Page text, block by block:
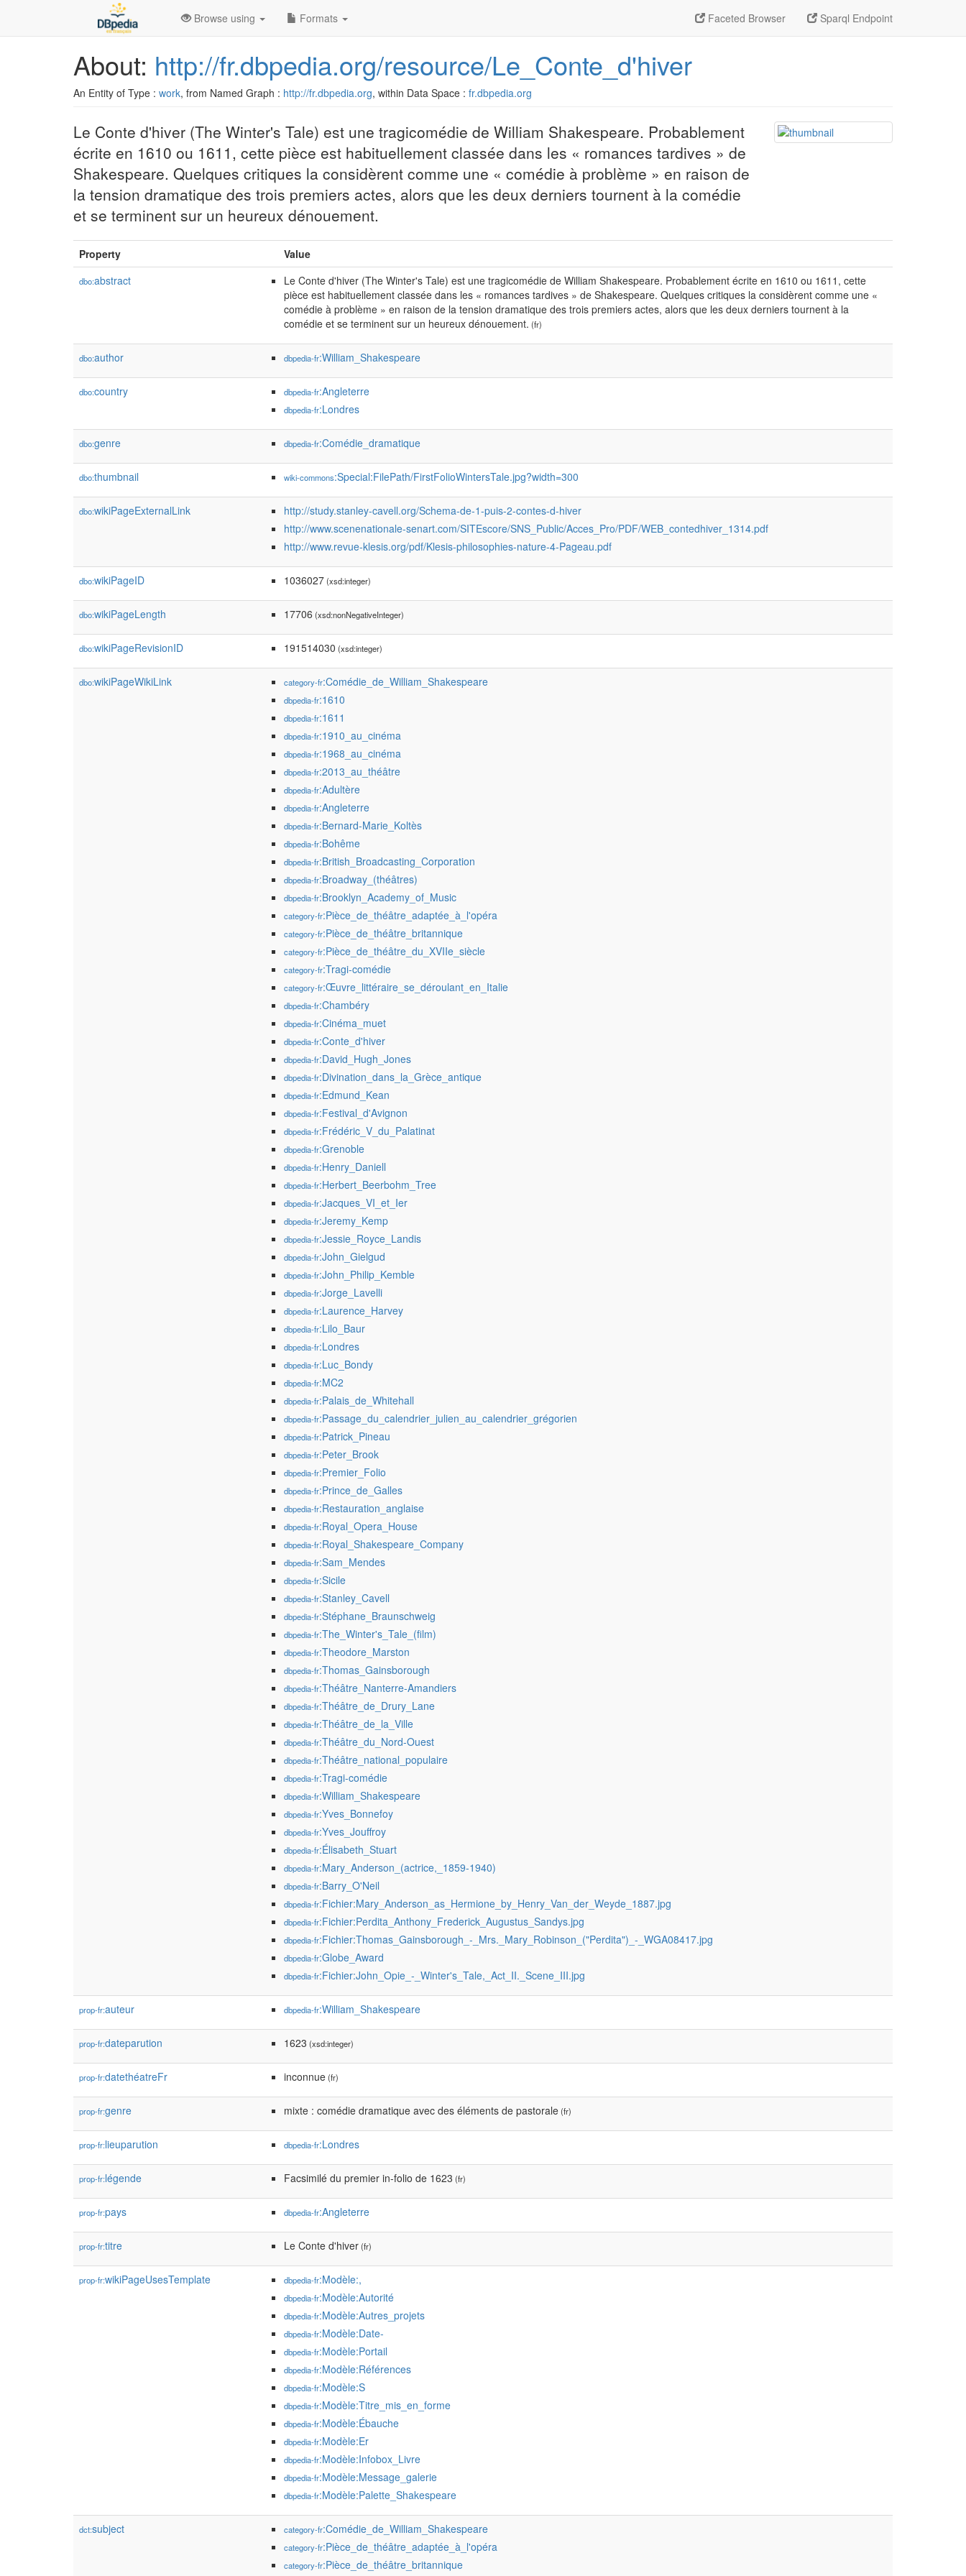
Faceted Browser Sparql Endpoint
Browse using Formats
About: http://fr.dbpedia.org/resource/Le_Conte_d'hiver
An Entity of Type : work, from Named Graph : http://fr.dbpedia.org, within Data Space : fr.dbpedia.org
Le Conte d'hiver (The Winter's Tale) est une tragicomédie de William Shakespeare. Probablement
écrite en 1610 ou 1611, cette pièce est habituellement classée dans les « romances tardives » de
Shakespeare. Quelques critiques la considèrent comme une « comédie à problème » en raison de
la tension dramatique des trois premiers actes, alors que les deux derniers tournent à la comédie
et se terminent sur un heureux dénouement.
Property Value
dbo:abstract
Le Conte d'hiver (The Winter's Tale) est une tragicomédie de William Shakespeare. Probablement écrite en 1610 ou 1611, cette
pièce est habituellement classée dans les « romances tardives » de Shakespeare. Quelques critiques la considèrent comme une «
comédie à problème » en raison de la tension dramatique des trois premiers actes, alors que les deux derniers tournent à la
comédie et se terminent sur un heureux dénouement. (fr)
dbo:author dbpedia-fr:William_Shakespeare
dbo:country dbpedia-fr:Angleterre
dbpedia-fr:Londres
dbo:genre dbpedia-fr:Comédie_dramatique
dbo:thumbnail wiki-commons:Special:FilePath/FirstFolioWintersTale.jpg?width=300
dbo:wikiPageExternalLink
http://study.stanley-cavell.org/Schema-de-1-puis-2-contes-d-hiver
http://www.scenenationale-senart.com/SITEscore/SNS_Public/Acces_Pro/PDF/WEB_contedhiver_1314.pdf
http://www.revue-klesis.org/pdf/Klesis-philosophies-nature-4-Pageau.pdf
dbo:wikiPageID 1036027(xsd:integer)
dbo:wikiPageLength 17706 (xsd:nonNegativeInteger)
dbo:wikiPageRevisionID 191514030 (xsd:integer)
dbo:wikiPageWikiLink category-fr:Comédie_de_William_Shakespeare
dbpedia-fr:1610
dbpedia-fr:1611
dbpedia-fr:1910_au_cinéma
dbpedia-fr:1968_au_cinéma
dbpedia-fr:2013_au_théâtre
dbpedia-fr:Adultère
dbpedia-fr:Angleterre
dbpedia-fr:Bernard-Marie_Koltès
dbpedia-fr:Bohême
dbpedia-fr:British_Broadcasting_Corporation
dbpedia-fr:Broadway_(théâtres)
dbpedia-fr:Brooklyn_Academy_of_Music
category-fr:Pièce_de_théâtre_adaptée_à_l'opéra
category-fr:Pièce_de_théâtre_britannique
category-fr:Pièce_de_théâtre_du_XVIIe_siècle
category-fr:Tragi-comédie
category-fr:Œuvre_littéraire_se_déroulant_en_Italie
dbpedia-fr:Chambéry
dbpedia-fr:Cinéma_muet
dbpedia-fr:Conte_d'hiver
dbpedia-fr:David_Hugh_Jones
dbpedia-fr:Divination_dans_la_Grèce_antique
dbpedia-fr:Edmund_Kean
dbpedia-fr:Festival_d'Avignon
dbpedia-fr:Frédéric_V_du_Palatinat
dbpedia-fr:Grenoble
dbpedia-fr:Henry_Daniell
dbpedia-fr:Herbert_Beerbohm_Tree
dbpedia-fr:Jacques_VI_et_Ier
dbpedia-fr:Jeremy_Kemp
dbpedia-fr:Jessie_Royce_Landis
dbpedia-fr:John_Gielgud
dbpedia-fr:John_Philip_Kemble
dbpedia-fr:Jorge_Lavelli
dbpedia-fr:Laurence_Harvey
dbpedia-fr:Lilo_Baur
dbpedia-fr:Londres
dbpedia-fr:Luc_Bondy
dbpedia-fr:MC2
dbpedia-fr:Palais_de_Whitehall
dbpedia-fr:Passage_du_calendrier_julien_au_calendrier_grégorien
dbpedia-fr:Patrick_Pineau
dbpedia-fr:Peter_Brook
dbpedia-fr:Premier_Folio
dbpedia-fr:Prince_de_Galles
dbpedia-fr:Restauration_anglaise
dbpedia-fr:Royal_Opera_House
dbpedia-fr:Royal_Shakespeare_Company
dbpedia-fr:Sam_Mendes
dbpedia-fr:Sicile
dbpedia-fr:Stanley_Cavell
dbpedia-fr:Stéphane_Braunschweig
dbpedia-fr:The_Winter's_Tale_(film)
dbpedia-fr:Theodore_Marston
dbpedia-fr:Thomas_Gainsborough
dbpedia-fr:Théâtre_Nanterre-Amandiers
dbpedia-fr:Théâtre_de_Drury_Lane
dbpedia-fr:Théâtre_de_la_Ville
dbpedia-fr:Théâtre_du_Nord-Ouest
dbpedia-fr:Théâtre_national_populaire
dbpedia-fr:Tragi-comédie
dbpedia-fr:William_Shakespeare
dbpedia-fr:Yves_Bonnefoy
dbpedia-fr:Yves_Jouffroy
dbpedia-fr:Élisabeth_Stuart
dbpedia-fr:Mary_Anderson_(actrice,_1859-1940)
dbpedia-fr:Barry_O'Neil
dbpedia-fr:Fichier:Mary_Anderson_as_Hermione_by_Henry_Van_der_Weyde_1887.jpg
dbpedia-fr:Fichier:Perdita_Anthony_Frederick_Augustus_Sandys.jpg
dbpedia-fr:Fichier:Thomas_Gainsborough_-_Mrs._Mary_Robinson_("Perdita")_-_WGA08417.jpg
dbpedia-fr:Globe_Award
dbpedia-fr:Fichier:John_Opie_-_Winter's_Tale,_Act_II._Scene_III.jpg
prop-fr:auteur dbpedia-fr:William_Shakespeare
prop-fr:dateparution 1623 (xsd:integer)
prop-fr:datethéatreFr inconnue(fr)
prop-fr:genre mixte : comédie dramatique avec des éléments de pastorale(fr)
prop-fr:lieuparution dbpedia-fr:Londres
prop-fr:légende Facsimilé du premier in-folio de 1623 (fr)
prop-fr:pays dbpedia-fr:Angleterre
prop-fr:titre Le Conte d'hiver(fr)
prop-fr:wikiPageUsesTemplate dbpedia-fr:Modèle:,
dbpedia-fr:Modèle:Autorité
dbpedia-fr:Modèle:Autres_projets
dbpedia-fr:Modèle:Date-
dbpedia-fr:Modèle:Portail
dbpedia-fr:Modèle:Références
dbpedia-fr:Modèle:S
dbpedia-fr:Modèle:Titre_mis_en_forme
dbpedia-fr:Modèle:Ébauche
dbpedia-fr:Modèle:Er
dbpedia-fr:Modèle:Infobox_Livre
dbpedia-fr:Modèle:Message_galerie
dbpedia-fr:Modèle:Palette_Shakespeare
dct:subject category-fr:Comédie_de_William_Shakespeare
category-fr:Pièce_de_théâtre_adaptée_à_l'opéra
category-fr:Pièce_de_théâtre_britannique